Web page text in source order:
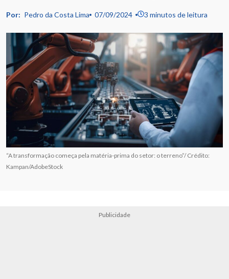
Por: Pedro da Costa Lima 07/09/2024 3 minutos de leitura
“A transformação começa pela matéria-prima do setor: o terreno”/ Crédito:
Kampan/AdobeStock
Publicidade